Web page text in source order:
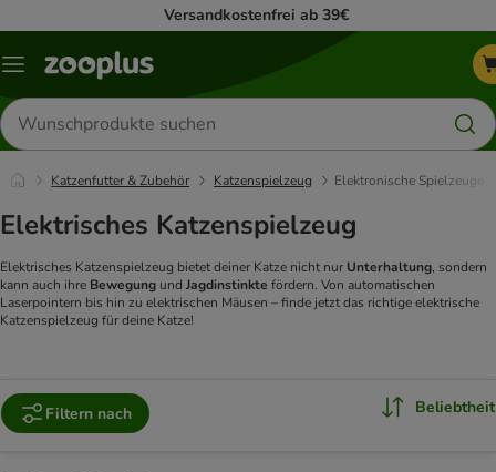
Versandkostenfrei ab 39€
Menü
Produkte
suchen
Katzenfutter & Zubehör Katzenspielzeug Elektronische Spielzeuge
Elektrisches Katzenspielzeug
Elektrisches Katzenspielzeug bietet deiner Katze nicht nur Unterhaltung, sondern
kann auch ihre Bewegung und Jagdinstinkte fördern. Von automatischen
Laserpointern bis hin zu elektrischen Mäusen – finde jetzt das richtige elektrische
Katzenspielzeug für deine Katze!
Filtern nach Beliebtheit